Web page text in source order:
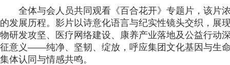
全体与会人员共同观看《百合花开》专题片，该片
的发展历程。影片以诗意化语言与纪实性镜头交织，展
物研发攻坚、医疗网络建设、康养产业落地及公益行动
征意义——纯净、坚韧、绽放，呼应集团文化基因与生
集体认同与情感共鸣。